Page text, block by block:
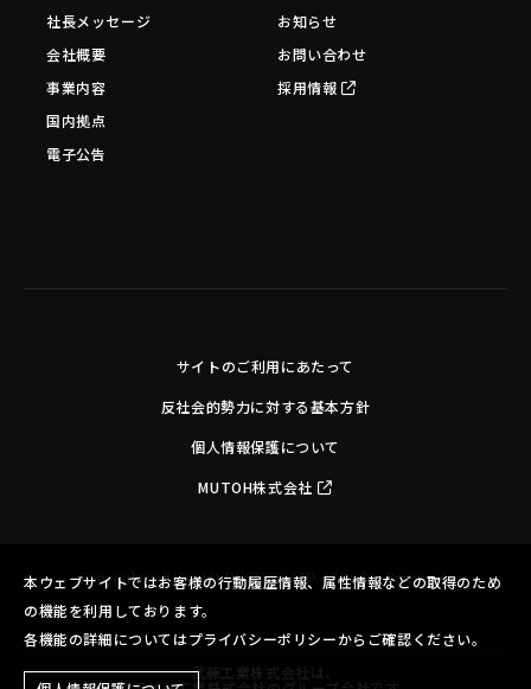
社長メッセージ
会社概要
事業内容
国内拠点
電子公告
お知らせ
お問い合わせ
採用情報
サイトのご利用にあたって
反社会的勢力に対する基本方針
個人情報保護について
MUTOH株式会社
Copyright©MUTOH INDUSTRIES LTD. All Rights Reserved.
本ウェブサイトではお客様の行動履歴情報、属性情報などの取得のため
の機能を利用しております。
各機能の詳細についてはプライバシーポリシーからご確認ください。
武藤工業株式会社は、